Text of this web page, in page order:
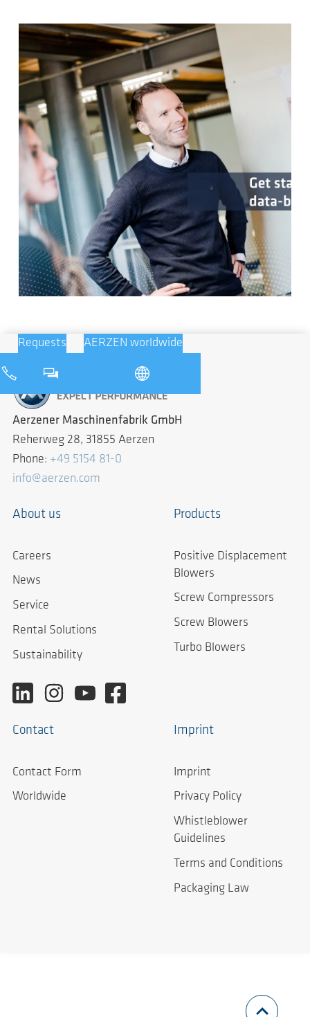
Requests AERZEN worldwide
Aerzener Maschinenfabrik GmbH
Reherweg 28, 31855 Aerzen
Phone: +49 5154 81-0
info@aerzen.com
About us
Careers
News
Service
Rental Solutions
Sustainability
Products
Positive Displacement
Blowers
Screw Compressors
Screw Blowers
Turbo Blowers
Contact
Contact Form
Worldwide
Imprint
Imprint
Privacy Policy
Whistleblower
Guidelines
Terms and Conditions
Packaging Law